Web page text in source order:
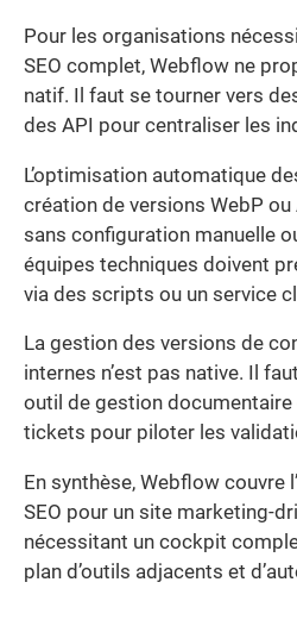
Pour les organisations
SEO complet, Webflow ne
natif. Il faut se tourner vers
des API pour centraliser les
L’optimisation automatique
création de versions WebP ou
sans configuration manuelle
équipes techniques doivent
via des scripts ou un service
La gestion des versions de
internes n’est pas native. Il
outil de gestion documentaire
tickets pour piloter les
En synthèse, Webflow couvre
SEO pour un site marketing-
nécessitant un cockpit
plan d’outils adjacents et